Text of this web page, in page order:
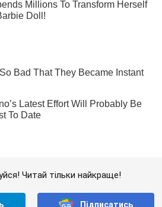
Читай тільки найкраще!
Підписатись